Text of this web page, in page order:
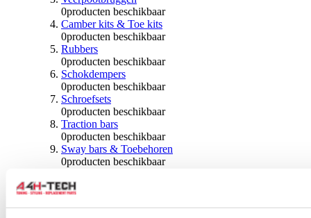
0producten beschikbaar
Camber kits & Toe kits
0producten beschikbaar
Rubbers
0producten beschikbaar
Schokdempers
0producten beschikbaar
Schroefsets
0producten beschikbaar
Traction bars
0producten beschikbaar
Sway bars & Toebehoren
0producten beschikbaar
0producten beschikbaar
Wiellagers & Naven
0producten beschikbaar